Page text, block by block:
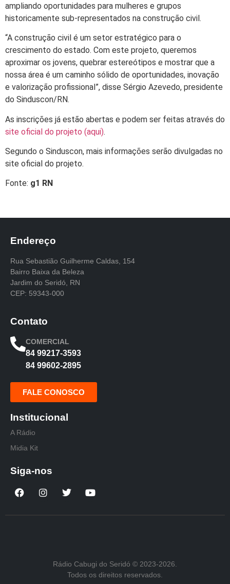
ampliando oportunidades para mulheres e grupos
historicamente sub-representados na construção civil.
“A construção civil é um setor estratégico para o
crescimento do estado. Com este projeto, queremos
aproximar os jovens, quebrar estereótipos e mostrar que a
nossa área é um caminho sólido de oportunidades, inovação
e valorização profissional”, disse Sérgio Azevedo, presidente
do Sinduscon/RN.
As inscrições já estão abertas e podem ser feitas através do
site oficial do projeto (aqui).
Segundo o Sinduscon, mais informações serão divulgadas no
site oficial do projeto.
Fonte: g1 RN
Endereço
Rua Sebastião Guilherme Caldas, 154
Bairro Baixa da Beleza
Jardim do Seridó, RN
CEP: 59343-000
Contato
COMERCIAL
84 99217-3593
84 99602-2895
FALE CONOSCO
Institucional
A Rádio
Midia Kit
Siga-nos
Rádio Cabugi do Seridó © 2023-2026.
Todos os direitos reservados.